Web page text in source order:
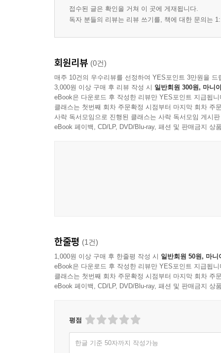
이별 후 다음 사랑을 시작하는데 적당한 시간
잊을 수 없는 여자가 첫사랑이다
달콤쌉쌀한 첫 키스
chapter 3 둘 다 놓을 수 없다면
연애의 시작은 언제나 설렌다
내가 사랑하는 건 그 남자의 환상일지도 모른다
남이 하면 불륜, 내가 하면 로맨스
chapter 4 결국 모든 것은 나의 선택
그 남자의 과거
30대의 탐정놀이
나를 사랑하는 남자, 내가 사랑하는 남자
남자의 거짓말
위태로운 저울질
다친 마음들
접수된 글은 확인을 거쳐 이 곳에 게재됩니다.
독자 분들의 리뷰는 리뷰 쓰기를, 책에 대한 문의는
회원리뷰 (0건)
매주 10건의 우수리뷰를 선정하여 YES포인트 3만원을 드
3,000원 이상 구매 후 리뷰 작성 시 일반회원 300원, 마니
eBook은 다운로드 후 작성한 리뷰만 YES포인트 지급됩니
클래스는 첫번째 회차 주문확정 시점부터 마지막 회차 주
사락 독서모임으로 진행된 클래스는 사락 독서모임 게시
eBook 페이백, CD/LP, DVD/Blu-ray, 패션 및 판매금지 상
한줄평 (1건)
1,000원 이상 구매 후 한줄평 작성 시 일반회원 50원, 마니
eBook은 다운로드 후 작성한 리뷰만 YES포인트 지급됩니
클래스는 첫번째 회차 주문확정 시점부터 마지막 회차 주
eBook 페이백, CD/LP, DVD/Blu-ray, 패션 및 판매금지 상
평점
한글 기준 50자까지 작성가능